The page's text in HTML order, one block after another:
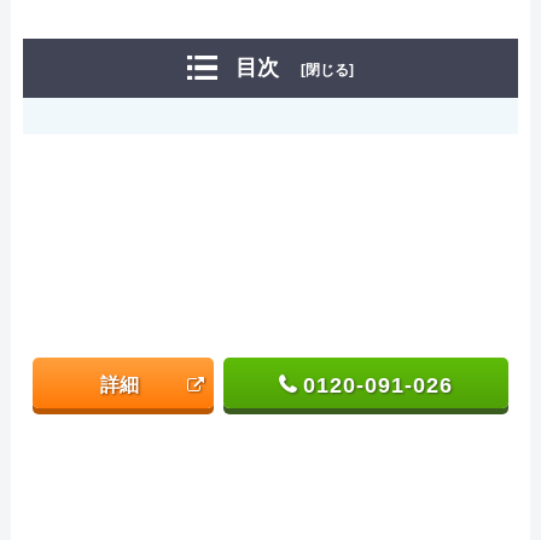
目次 [閉じる]
詳細 0120-091-026